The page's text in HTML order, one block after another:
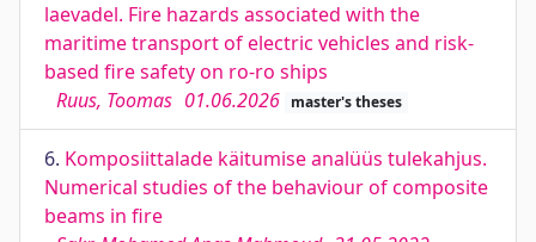
laevadel. Fire hazards associated with the
maritime transport of electric vehicles and risk-
based fire safety on ro-ro ships
Ruus, Toomas 01.06.2026 master's theses
6. Komposiittalade käitumise analüüs tulekahjus.
Numerical studies of the behaviour of composite
beams in fire